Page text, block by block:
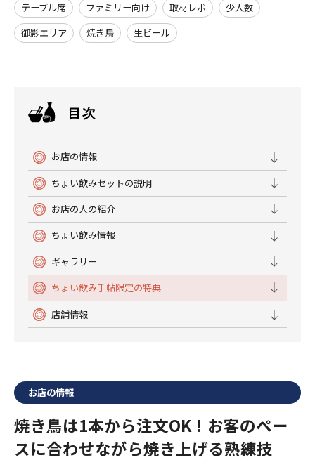
テーブル席
ファミリー向け 取材レポ
少人数
御影エリア
焼き鳥 生ビール
お店の情報
ちょい飲みセットの説明
お店の人の紹介
ちょい飲み情報
ギャラリー
ちょい飲み手帖限定の特典
店舗情報
お店の情報
焼き鳥は1本から注文OK！お客のペー
スに合わせながら焼き上げる熟練技